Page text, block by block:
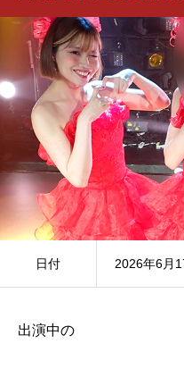
日付 2026年6月
出演中の